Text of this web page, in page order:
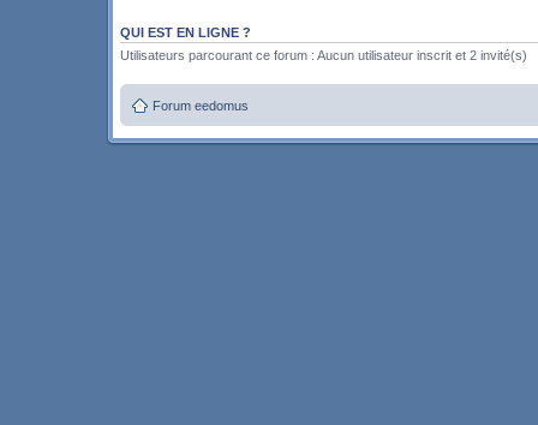
QUI EST EN LIGNE ?
Utilisateurs parcourant ce forum : Aucun utilisateur inscrit et 2 invité(s)
Forum eedomus